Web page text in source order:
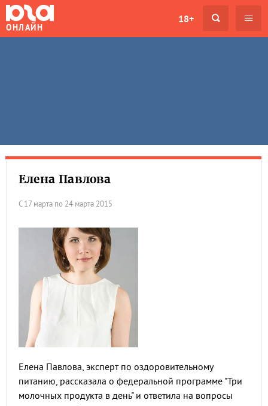
ОНЛАЙН
18+
Елена Павлова
С 17 марта по 24 марта 2015
Елена Павлова, эксперт по оздоровительному
питанию, рассказала о федеральной программе "Три
молочных продукта в день" и ответила на вопросы